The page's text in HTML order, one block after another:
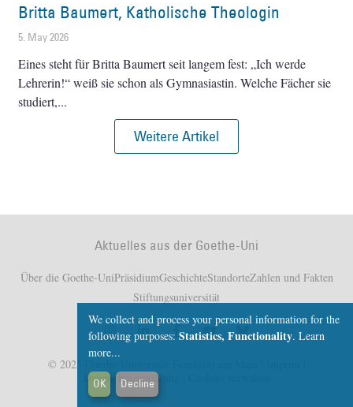
Britta Baumert, Katholische Theologin
5. May 2026
Eines steht für Britta Baumert seit langem fest: „Ich werde
Lehrerin!“ weiß sie schon als Gymnasiastin. Welche Fächer sie
studiert,
Weitere Artikel
Aktuelles aus der Goethe-Uni
Über die Goethe-UniPräsidiumGeschichteStandorteZahlen und Fakten
Stiftungsuniversität
© 2025 Goethe-Universität Frankfurt am Main |
Datenschutzerklärung
We collect and process your personal information for the
following purposes: Statistics, Functionality. Learn
more...
OK Decline